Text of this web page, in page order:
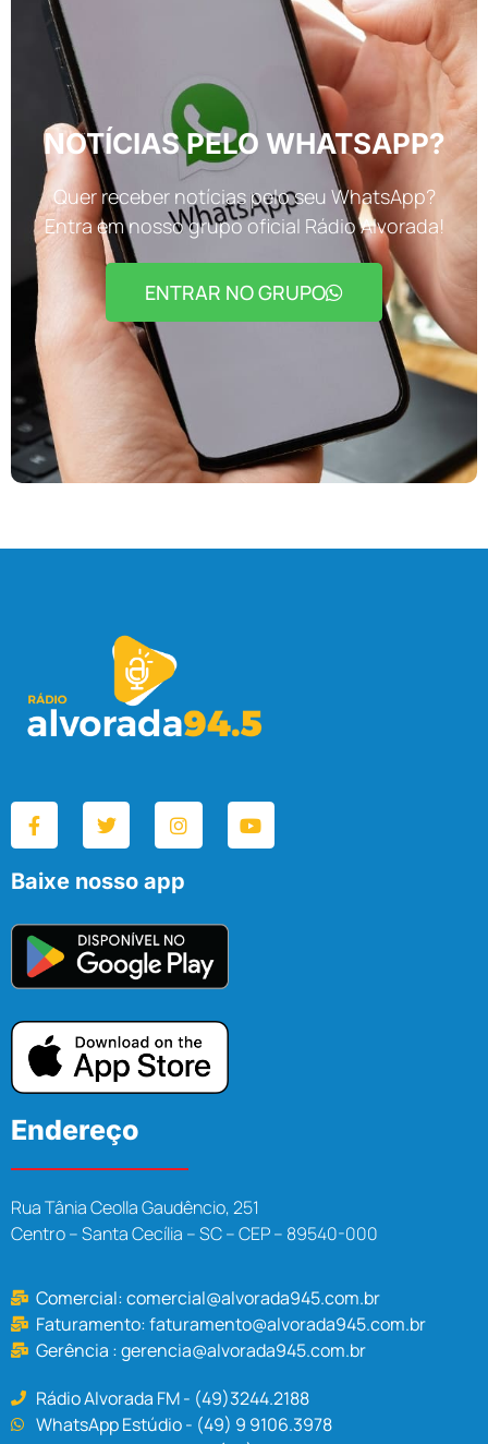
NOTÍCIAS PELO WHATSAPP?
Quer receber notícias pelo seu WhatsApp?
Entra em nosso grupo oficial Rádio Alvorada!
ENTRAR NO GRUPO
Baixe nosso app
Endereço
Rua Tânia Ceolla Gaudêncio, 251
Centro – Santa Cecília – SC – CEP – 89540-000
Comercial:comercial@alvorada945.com.br
Faturamento:faturamento@alvorada945.com.br
Gerência :gerencia@alvorada945.com.br
Rádio Alvorada FM - (49)3244.2188
WhatsApp Estúdio - (49) 9 9106.3978